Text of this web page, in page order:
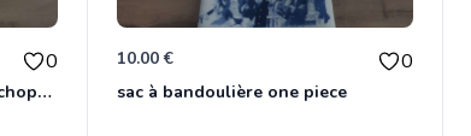
0
sac à bandoulière one piece chopper
10.00 € 0
sac à bandoulière one piece